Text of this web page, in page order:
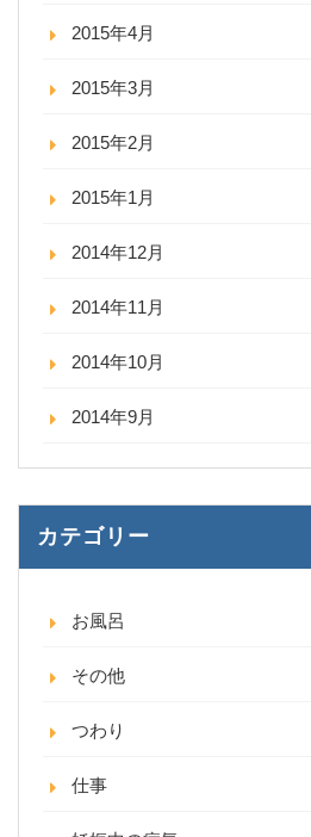
2015年4月
2015年3月
2015年2月
2015年1月
2014年12月
2014年11月
2014年10月
2014年9月
カテゴリー
お風呂
その他
つわり
仕事